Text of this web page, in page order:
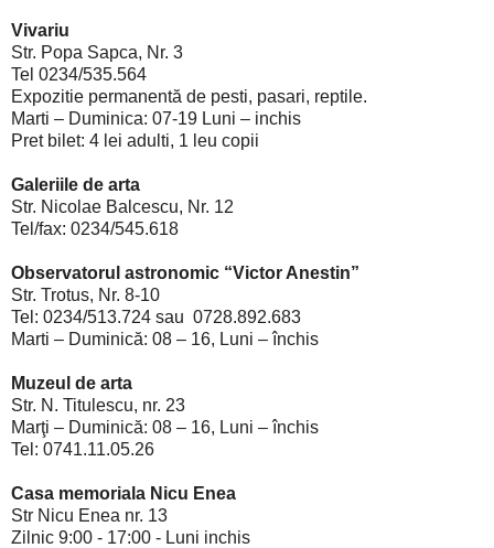
Vivariu
Str. Popa Sapca, Nr. 3
Tel 0234/535.564
Expozitie permanentă de pesti, pasari, reptile.
Marti – Duminica: 07-19 Luni – inchis
Pret bilet: 4 lei adulti, 1 leu copii
Galeriile de arta
Str. Nicolae Balcescu, Nr. 12
Tel/fax: 0234/545.618
Observatorul astronomic “Victor Anestin”
Str. Trotus, Nr. 8-10
Tel: 0234/513.724 sau 0728.892.683
Marti – Duminică: 08 – 16, Luni – închis
Muzeul de arta
Str. N. Titulescu, nr. 23
Marţi – Duminică: 08 – 16, Luni – închis
Tel: 0741.11.05.26
Casa memoriala Nicu Enea
Str Nicu Enea nr. 13
Zilnic 9:00 - 17:00 - Luni inchis